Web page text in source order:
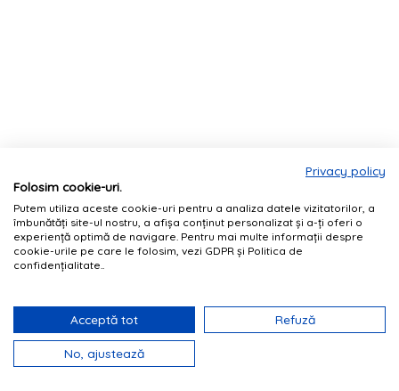
Privacy policy
Folosim cookie-uri.
Putem utiliza aceste cookie-uri pentru a analiza datele vizitatorilor, a
îmbunătăți site-ul nostru, a afișa conținut personalizat și a-ți oferi o
experiență optimă de navigare. Pentru mai multe informații despre
cookie-urile pe care le folosim, vezi GDPR și Politica de
confidențialitate..
Acceptă tot Refuză
No, ajustează